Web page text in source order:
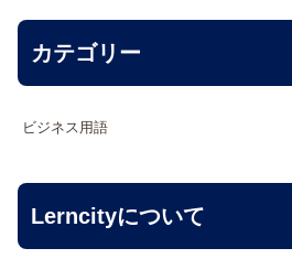
カテゴリー
ビジネス用語
Lerncityについて